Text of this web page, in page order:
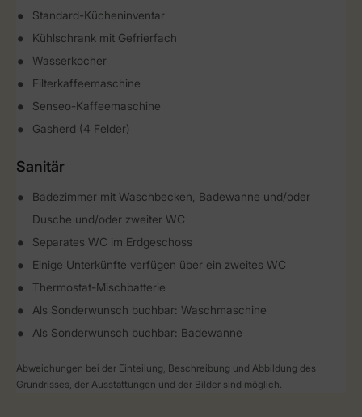
Standard-Kücheninventar
Kühlschrank mit Gefrierfach
Wasserkocher
Filterkaffeemaschine
Senseo-Kaffeemaschine
Gasherd (4 Felder)
Sanitär
Badezimmer mit Waschbecken, Badewanne und/oder
Dusche und/oder zweiter WC
Separates WC im Erdgeschoss
Einige Unterkünfte verfügen über ein zweites WC
Thermostat-Mischbatterie
Als Sonderwunsch buchbar: Waschmaschine
Als Sonderwunsch buchbar: Badewanne
Abweichungen bei der Einteilung, Beschreibung und Abbildung des
Grundrisses, der Ausstattungen und der Bilder sind möglich.